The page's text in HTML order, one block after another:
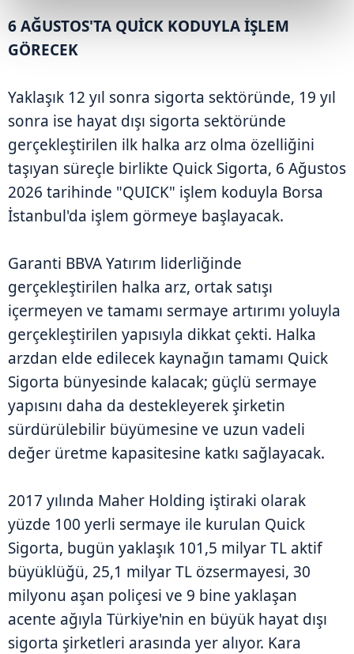
6 AĞUSTOS'TA QUİCK KODUYLA İŞLEM
GÖRECEK
Yaklaşık 12 yıl sonra sigorta sektöründe, 19 yıl
sonra ise hayat dışı sigorta sektöründe
gerçekleştirilen ilk halka arz olma özelliğini
taşıyan süreçle birlikte Quick Sigorta, 6 Ağustos
2026 tarihinde "QUICK" işlem koduyla Borsa
İstanbul'da işlem görmeye başlayacak.
Garanti BBVA Yatırım liderliğinde
gerçekleştirilen halka arz, ortak satışı
içermeyen ve tamamı sermaye artırımı yoluyla
gerçekleştirilen yapısıyla dikkat çekti. Halka
arzdan elde edilecek kaynağın tamamı Quick
Sigorta bünyesinde kalacak; güçlü sermaye
yapısını daha da destekleyerek şirketin
sürdürülebilir büyümesine ve uzun vadeli
değer üretme kapasitesine katkı sağlayacak.
2017 yılında Maher Holding iştiraki olarak
yüzde 100 yerli sermaye ile kurulan Quick
Sigorta, bugün yaklaşık 101,5 milyar TL aktif
büyüklüğü, 25,1 milyar TL özsermayesi, 30
milyonu aşan poliçesi ve 9 bine yaklaşan
acente ağıyla Türkiye'nin en büyük hayat dışı
sigorta şirketleri arasında yer alıyor. Kara